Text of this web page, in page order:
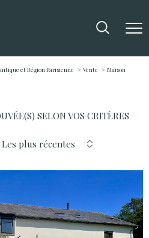
et Région Parisienne Vente Maison
SELON VOS CRITÈRES
Les plus récentes